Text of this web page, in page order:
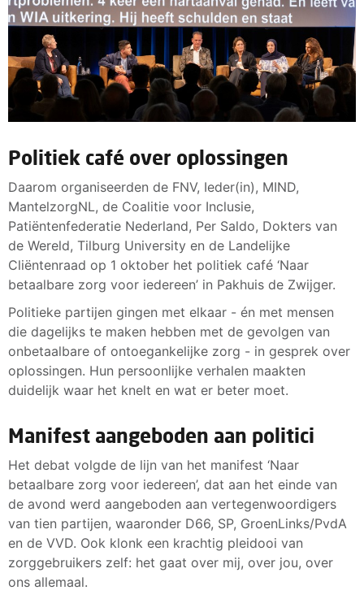
Politiek café over oplossingen
Daarom organiseerden de FNV, Ieder(in), MIND,
MantelzorgNL, de Coalitie voor Inclusie,
Patiëntenfederatie Nederland, Per Saldo, Dokters van
de Wereld, Tilburg University en de Landelijke
Cliëntenraad op 1 oktober het politiek café ‘Naar
betaalbare zorg voor iedereen’ in Pakhuis de Zwijger.
Politieke partijen gingen met elkaar - én met mensen
die dagelijks te maken hebben met de gevolgen van
onbetaalbare of ontoegankelijke zorg - in gesprek over
oplossingen. Hun persoonlijke verhalen maakten
duidelijk waar het knelt en wat er beter moet.
Manifest aangeboden aan politici
Het debat volgde de lijn van het manifest ‘Naar
betaalbare zorg voor iedereen’, dat aan het einde van
de avond werd aangeboden aan vertegenwoordigers
van tien partijen, waaronder D66, SP, GroenLinks/PvdA
en de VVD. Ook klonk een krachtig pleidooi van
zorggebruikers zelf: het gaat over mij, over jou, over
ons allemaal.